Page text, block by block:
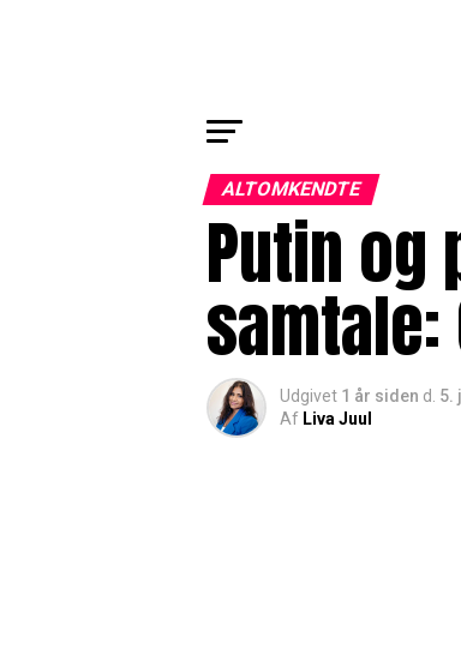
ALTOMKENDTE
Putin og
samtale:
Udgivet 1 år siden d. 5.
Af Liva Juul